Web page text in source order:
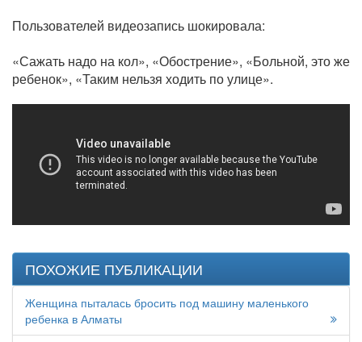
Пользователей видеозапись шокировала:
«Сажать надо на кол», «Обострение», «Больной, это же
ребенок», «Таким нельзя ходить по улице».
ПОХОЖИЕ ПУБЛИКАЦИИ
Женщина пыталась бросить под машину маленького
ребенка в Алматы